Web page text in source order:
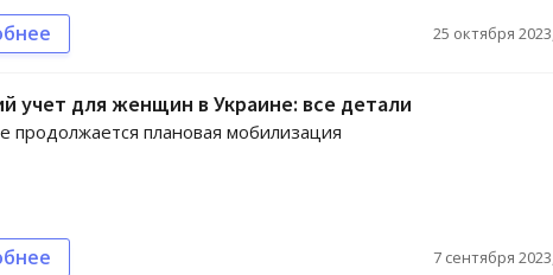
25 октября
учет для женщин в Украине: все детали
продолжается плановая мобилизация
7 сентября